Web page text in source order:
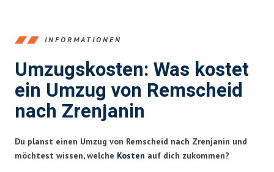
INFORMATIONEN
Umzugskosten: Was kostet
ein Umzug von Remscheid
nach Zrenjanin
Du planst einen Umzug von Remscheid nach Zrenjanin und
möchtest wissen, welche Kosten auf dich zukommen?